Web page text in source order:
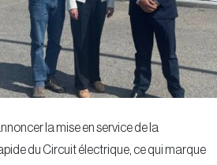
la mise en service de la
du Circuit électrique, ce qui marque